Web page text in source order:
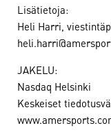
Lisätietoja:
Heli Harri,
JAKELU:
Nasdaq Helsinki
Keskeiset